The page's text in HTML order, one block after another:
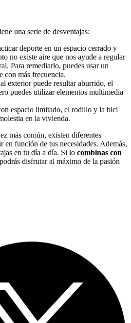
una serie de desventajas:
deporte en un espacio cerrado y
no existe aire que nos ayude a regular
Para remediarlo, puedes usar un
con más frecuencia.
exterior puede resultar aburrido, el
puedes utilizar elementos multimedia
espacio limitado, el rodillo y la bici
en la vivienda.
más común, existen diferentes
en función de tus necesidades. Además,
en tu día a día. Si lo combinas con
disfrutar al máximo de la pasión